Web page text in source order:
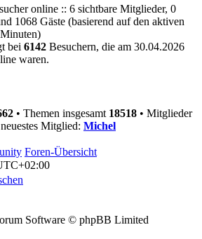
online :: 6 sichtbare Mitglieder, 0
1068 Gäste (basierend auf den aktiven
bei 6142 Besuchern, die am 30.04.2026
waren.
• Themen insgesamt 18518 • Mitglieder
Mitglied: Michel
Foren-Übersicht
Software © phpBB Limited